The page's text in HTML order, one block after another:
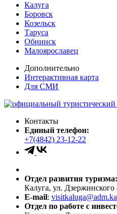
Калуга
Боровск
Козельск
Таруса
Обнинск
Малоярославец
Дополнительно
Интерактивная карта
Для СМИ
Контакты
Единый телефон:
+7(4842) 23-12-22
Отдел развития туризма:
Калуга, ул. Дзержинского
E-mail:
Отдел по работе с